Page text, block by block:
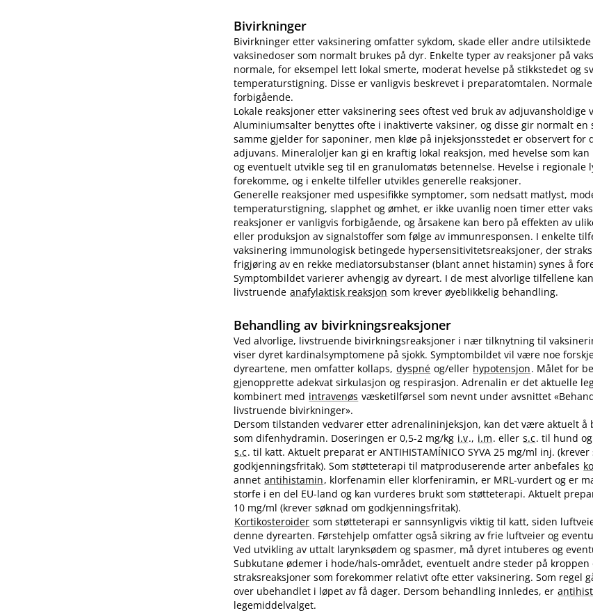
Bivirkninger
Bivirkninger etter vaksinering omfatter sykdom, skade eller andre
vaksinedoser som normalt brukes på dyr. Enkelte typer av reaksjoner på
normale, for eksempel lett lokal smerte, moderat hevelse på stikkstedet og
temperaturstigning. Disse er vanligvis beskrevet i preparatomtalen.
forbigående.
Lokale reaksjoner etter vaksinering sees oftest ved bruk av adjuvansholdige
Aluminiumsalter benyttes ofte i inaktiverte vaksiner, og disse gir normalt en
samme gjelder for saponiner, men kløe på injeksjonsstedet er observert for
adjuvans. Mineraloljer kan gi en kraftig lokal reaksjon, med hevelse som
og eventuelt utvikle seg til en granulomatøs betennelse. Hevelse i regionale
forekomme, og i enkelte tilfeller utvikles generelle reaksjoner.
Generelle reaksjoner med uspesifikke symptomer, som nedsatt matlyst,
temperaturstigning, slapphet og ømhet, er ikke uvanlig noen timer etter
reaksjoner er vanligvis forbigående, og årsakene kan bero på effekten av
eller produksjon av signalstoffer som følge av immunresponsen. I enkelte
vaksinering immunologisk betingede hypersensitivitetsreaksjoner, der
frigjøring av en rekke mediatorsubstanser (blant annet histamin) synes å
Symptombildet varierer avhengig av dyreart. I de mest alvorlige tilfellene
livstruende anafylaktisk reaksjon som krever øyeblikkelig behandling.
Behandling av bivirkningsreaksjoner
Ved alvorlige, livstruende bivirkningsreaksjoner i nær tilknytning til
viser dyret kardinalsymptomene på sjokk. Symptombildet vil være noe
dyreartene, men omfatter kollaps, dyspné og​/​eller hypotensjon. Målet for
gjenopprette adekvat sirkulasjon og respirasjon. Adrenalin er det aktuelle
kombinert med intravenøs væsketilførsel som nevnt under avsnittet
livstruende bivirkninger».
Dersom tilstanden vedvarer etter adrenalininjeksjon, kan det være aktuelt å
som difenhydramin. Doseringen er 0,5-2 mg/kg i.v., i.m. eller s.c. til hund
s.c. til katt. Aktuelt preparat er ANTIHISTAMÍNICO SYVA 25 mg/ml inj. (krever
godkjenningsfritak). Som støtteterapi til matproduserende arter anbefales
annet antihistamin, klorfenamin eller klorfeniramin, er MRL-vurdert og er
storfe i en del EU-land og kan vurderes brukt som støtteterapi. Aktuelt
10 mg/ml (krever søknad om godkjenningsfritak).
Kortikosteroider som støtteterapi er sannsynligvis viktig til katt, siden
denne dyrearten. Førstehjelp omfatter også sikring av frie luftveier og
Ved utvikling av uttalt larynksødem og spasmer, må dyret intuberes og
Subkutane ødemer i hode​/​hals-området, eventuelt andre steder på
straksreaksjoner som forekommer relativt ofte etter vaksinering. Som regel
over ubehandlet i løpet av få dager. Dersom behandling innledes, er
legemiddelvalget.